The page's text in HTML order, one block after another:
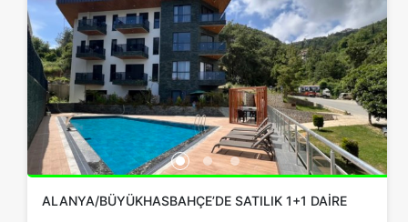
€ 150,000 - 200,000 € 200,000 - 300,000 € 300,000+
Emlak Özelliği
Araç Park Alanı Açık Yüzme Havuzu PVC Pencere Kamelya
Çelik Kapı Asansör Bahçe Güvenlik kamerası
Daha Fazla Göster...
ALANYA/BÜYÜKHASBAHÇE’DE SATILIK 1+1 DAIRE